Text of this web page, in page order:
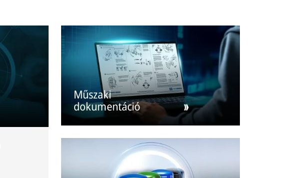
Műszaki
dokumentáció